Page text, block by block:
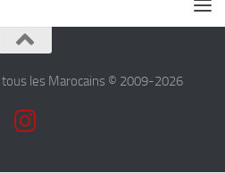
les Marocains © 2009-2026